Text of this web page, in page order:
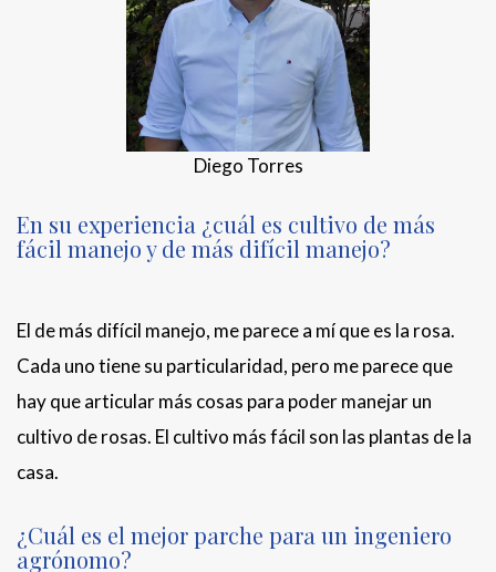
Diego Torres
En su experiencia ¿cuál es cultivo de más
fácil manejo y de más difícil manejo?
El de más difícil manejo, me parece a mí que es la rosa.
Cada uno tiene su particularidad, pero me parece que
hay que articular más cosas para poder manejar un
cultivo de rosas. El cultivo más fácil son las plantas de la
casa.
¿Cuál es el mejor parche para un ingeniero
agrónomo?